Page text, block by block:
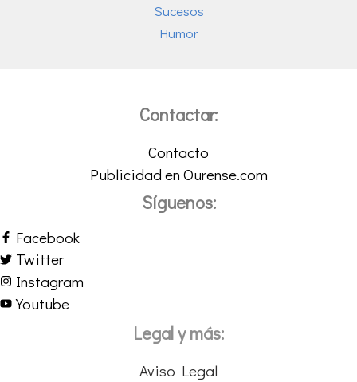
Sucesos
Humor
Contactar:
Contacto
Publicidad en Ourense.com
Síguenos:
Facebook
Twitter
Instagram
Youtube
Legal y más:
Aviso Legal